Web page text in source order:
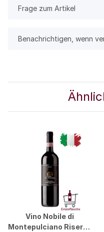
Frage zum Artikel
Benachrichtigen, wenn
Vino Nobile di
Montepulciano Riserva